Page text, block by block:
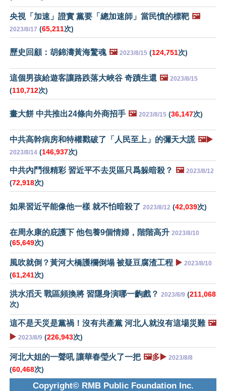
央視「加速」證實 黨要「總加速師」當民憤的標靶 🖼️
2023/8/17 (65,211次)
歷史回顧：胡錦濤黃海驚魂 🖼️ 2023/8/15 (124,751次)
這個男孩給遊客讓路跌落大峽谷 奇蹟生還 🖼️ 2023/8/15
(110,712次)
畫大餅 中共推出24條向外商招手 🖼️ 2023/8/15 (36,147次)
中共高幹病房和特權戳破了「人民至上」的彌天大謊 🖼️▶️
2023/8/14 (146,937次)
中共內鬥很精彩 習近平不去災區只爲躲暗殺？ 🖼️ 2023/8/12
(72,918次)
如果習近平能像他一樣 就不怕暗殺了 2023/8/12 (42,039次)
在周永康的庇護下 他包養9個情婦，階階高升 2023/8/10
(65,649次)
風吹就倒？黃河大橋護欄倒塌 被疑豆腐渣工程 ▶️ 2023/8/10
(61,241次)
洪水滔天 戰區頻換將 習隱身演哪一齣戲？ 2023/8/9 (211,068
次)
這不是天災是黨禍！沒有共產黨 河北人就沒有這場災難 🖼️
▶️ 2023/8/9 (226,943次)
河北大姐的一聲吼 讓華春瑩火了一把 🖼️多▶️ 2023/8/8
(60,468次)
Copyright© RMB Public Foundation Inc.